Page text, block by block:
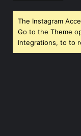
The Instagram
Go to the Theme
Integrations, to to